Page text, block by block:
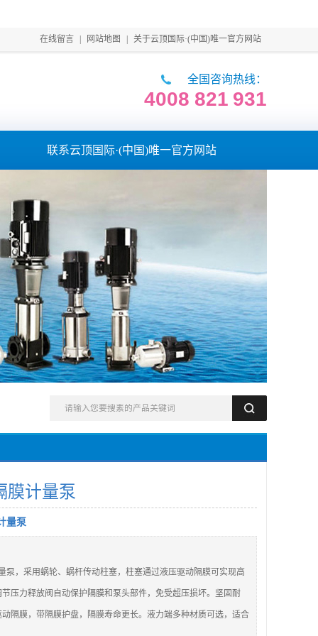
在线留言 网站地图 关于云顶国际·(中国)唯一官方网站
全国咨询热线：
4008 821 931
联系云顶国际·(中国)唯一官方网站
膜计量泵
量泵
泵，采用蜗轮、蜗杆传动柱塞，柱塞通过液压驱动隔膜可实现高
压力释放阀自动保护隔膜和泵头部件，免受超压损坏。坚固耐
隔膜，带隔膜护盘，隔膜寿命更长。液力端多种材质可选，适合